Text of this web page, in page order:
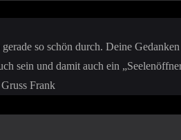
so schön durch. Deine
sein und damit auch ein
Frank